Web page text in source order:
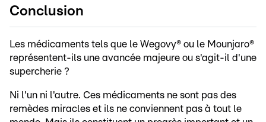
Conclusion
Les médicaments tels que le Wegovy® ou le Mounjaro®
représentent-ils une avancée majeure ou s'agit-il d'une
supercherie ?
Ni l'un ni l'autre. Ces médicaments ne sont pas des
remèdes miracles et ils ne conviennent pas à tout le